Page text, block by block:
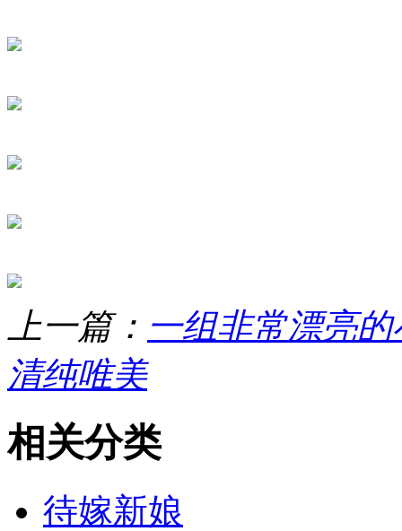
上一篇： 一组非常漂亮
清纯唯美
相关分类
待嫁新娘